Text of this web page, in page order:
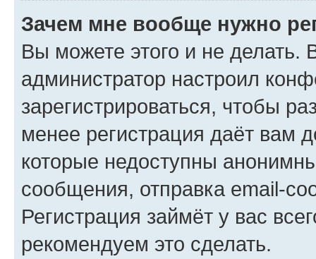
Зачем мне вообще нужно
Вы можете этого и не делать.
администратор настроил
зарегистрироваться, чтобы
менее регистрация даёт вам
которые недоступны
сообщения, отправка email-
Регистрация займёт у вас
рекомендуем это сделать.